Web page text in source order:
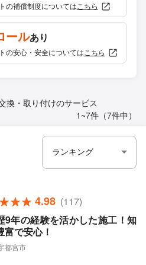
の補償制度については こちら
ールあり
の安心・安全については こちら
換・取り付けのサービス
1~7件（7件中）
4.98 (117)
9年の経験を活かした施工！知
富で安心！
都宮市